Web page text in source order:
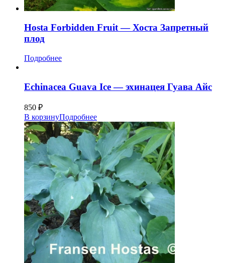
Hosta Forbidden Fruit — Хоста Запретный
плод
Подробнее
Echinacea Guava Ice — эхинацея Гуава Айс
850 ₽
В корзинуПодробнее